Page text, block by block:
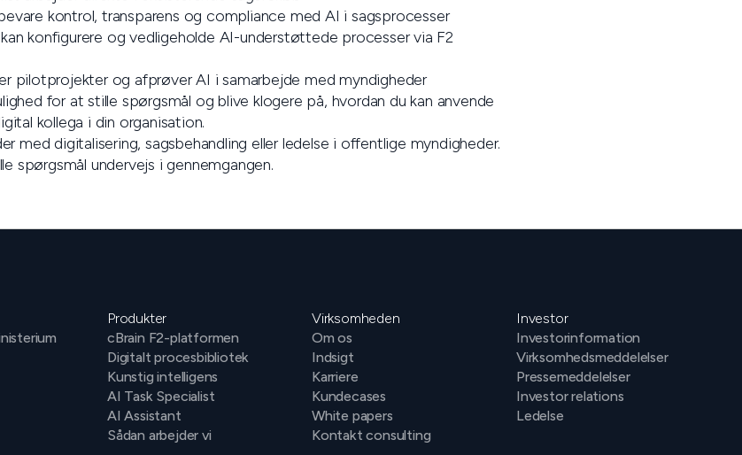
kontrol, transparens og compliance med AI i sagsprocesser
konfigurere og vedligeholde AI-understøttede processer via F2
pilotprojekter og afprøver AI i samarbejde med myndigheder
for at stille spørgsmål og blive klogere på, hvordan du kan anvende
kollega i din organisation.
med digitalisering, sagsbehandling eller ledelse i offentlige myndigheder.
spørgsmål undervejs i gennemgangen.
Produkter
cBrain F2-platformen
Digitalt procesbibliotek
Kunstig intelligens
AI Task Specialist
AI Assistant
Sådan arbejder vi
Virksomheden
Om os
Indsigt
Karriere
Kundecases
White papers
Kontakt consulting
Investor
Investorinformation
Virksomhedsmeddelelser
Pressemeddelelser
Investor relations
Ledelse